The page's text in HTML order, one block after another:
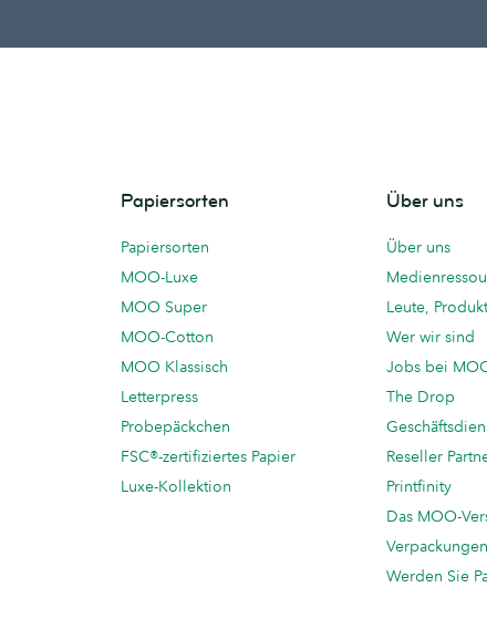
Papiersorten
Papiersorten
MOO-Luxe
MOO Super
MOO-Cotton
MOO Klassisch
Letterpress
Probepäckchen
FSC®-zertifiziertes Papier
Luxe-Kollektion
Über uns
Über uns
Leute,
Wer wir sind
Jobs bei
The Drop
Reseller
Printfinity
Das MOO-
Verpackungen
Werden Sie